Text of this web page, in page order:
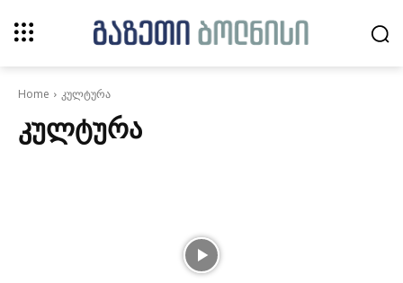
Home კულტურა
ᲙᲣᲚᲢᲣᲠᲐ